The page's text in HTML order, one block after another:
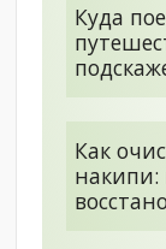
Куда
Как
накипи: